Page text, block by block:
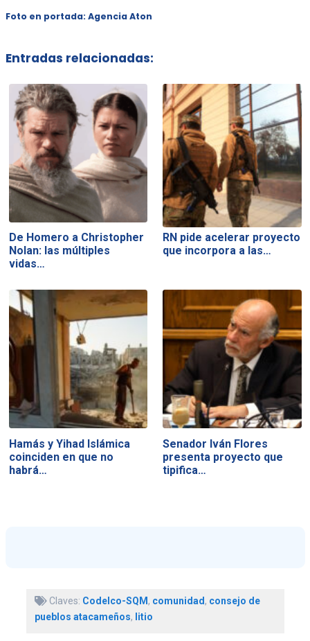
Foto en portada: Agencia Aton
Entradas relacionadas:
De Homero a Christopher
Nolan: las múltiples
vidas…
RN pide acelerar proyecto
que incorpora a las…
Hamás y Yihad Islámica
coinciden en que no
habrá…
Senador Iván Flores
presenta proyecto que
tipifica…
Claves: Codelco-SQM , comunidad , consejo de
pueblos atacameños, litio